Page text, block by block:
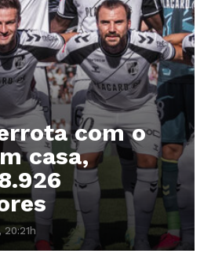
com o
casa,